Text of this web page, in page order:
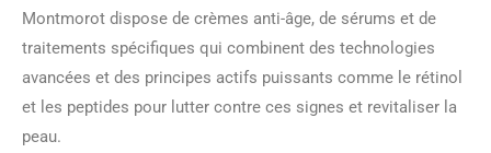
Montmorot dispose de crèmes anti-âge, de sérums et de
traitements spécifiques qui combinent des technologies
avancées et des principes actifs puissants comme le rétinol
et les peptides pour lutter contre ces signes et revitaliser la
peau.